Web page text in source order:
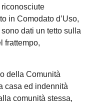
in Comodato d’Uso,
dati un tetto sulla
frattempo,
della Comunità
casa ed indennità
comunità stessa,